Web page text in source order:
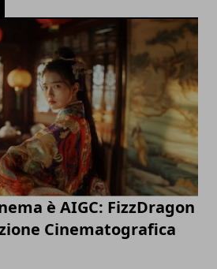
è AIGC: FizzDragon
Cinematografica